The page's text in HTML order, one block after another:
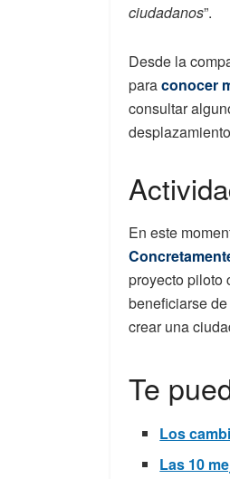
ciudadanos”.
Desde la
paraconocer
consultar
En este
proyecto piloto
beneficiarse
crear una
Te
Los
Las 10